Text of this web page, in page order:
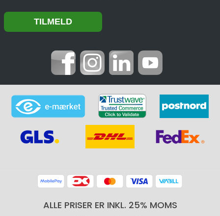
ALLE PRISER ER INKL. 25% MOMS